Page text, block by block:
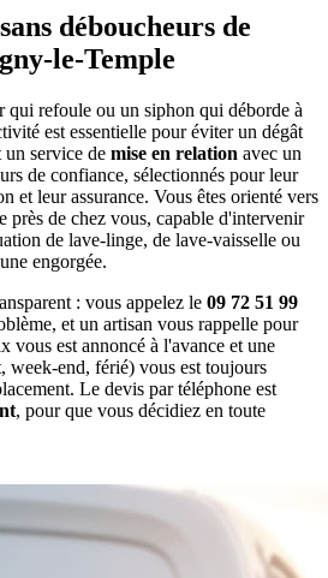
déboucheurs de
le-Temple
qui refoule ou un siphon qui déborde à
est essentielle pour éviter un dégât
un service de mise en relation avec un
de confiance, sélectionnés pour leur
et leur assurance. Vous êtes orienté vers
près de chez vous, capable d'intervenir
de lave-linge, de lave-vaisselle ou
engorgée.
: vous appelez le 09 72 51 99
et un artisan vous rappelle pour
vous est annoncé à l'avance et une
week-end, férié) vous est toujours
Le devis par téléphone est
, pour que vous décidiez en toute